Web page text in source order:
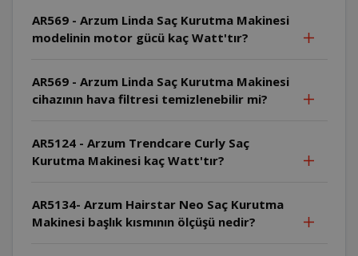
AR569 - Arzum Linda Saç Kurutma Makinesi
modelinin motor gücü kaç Watt'tır?
AR569 - Arzum Linda Saç Kurutma Makinesi
cihazının hava filtresi temizlenebilir mi?
AR5124 - Arzum Trendcare Curly Saç
Kurutma Makinesi kaç Watt'tır?
AR5134- Arzum Hairstar Neo Saç Kurutma
Makinesi başlık kısmının ölçüşü nedir?